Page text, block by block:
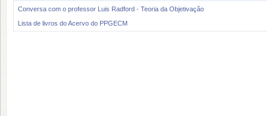
Conversa com o professor Luis Radford - Teoria da Objetivação
Lista de livros do Acervo do PPGECM